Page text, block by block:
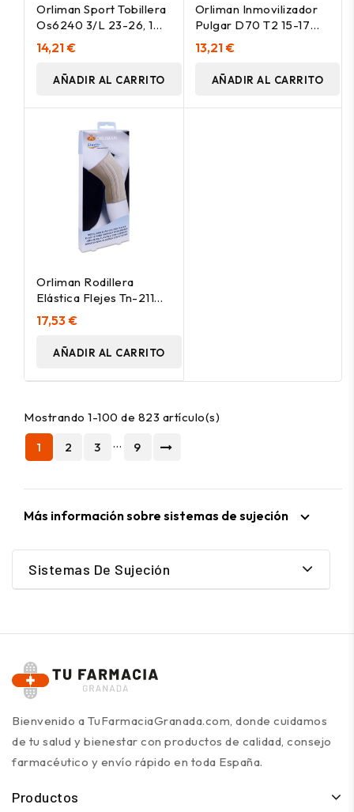
Orliman Sport Tobillera
Os6240 3/L 23-26, 1
Unidad
14,21 €
AÑADIR AL CARRITO
Orliman Inmovilizador
Pulgar D70 T2 15-17
Cm Derecho, 1 Unidad
13,21 €
AÑADIR AL CARRITO
Orliman Rodillera
Elástica Flejes Tn-211
Talla 1, 1 Unidad
17,53 €
AÑADIR AL CARRITO
Mostrando 1-100 de 823 artículo(s)
1
2 3 … 9
Más información sobre sistemas de sujeción
Sistemas De Sujeción
Bienvenido a TuFarmaciaGranada.com, donde cuidamos
de tu salud y bienestar con productos de calidad, consejo
farmacéutico y envío rápido en toda España.
Productos